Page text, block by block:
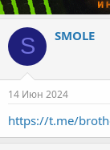
S SMOLE
14 Июн 2024
https://t.me/